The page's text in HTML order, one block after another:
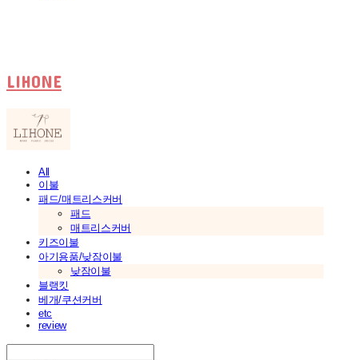
LIHONE
All
이불
패드/매트리스커버
패드
매트리스커버
키즈이불
아기용품/낮잠이불
낮잠이불
블랭킷
베개/쿠션커버
etc
review